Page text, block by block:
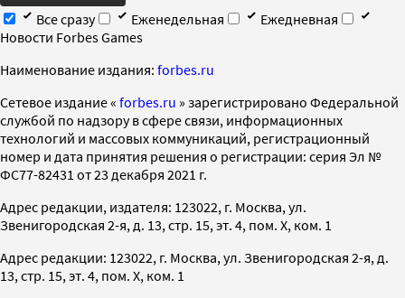
Все сразу
Еженедельная
Ежедневная
Новости Forbes Games
Наименование издания: forbes.ru
Cетевое издание « forbes.ru » зарегистрировано Федеральной
службой по надзору в сфере связи, информационных
технологий и массовых коммуникаций, регистрационный
номер и дата принятия решения о регистрации: серия Эл №
ФС77-82431 от 23 декабря 2021 г.
Адрес редакции, издателя: 123022, г. Москва, ул.
Звенигородская 2-я, д. 13, стр. 15, эт. 4, пом. X, ком. 1
Адрес редакции: 123022, г. Москва, ул. Звенигородская 2-я, д.
13, стр. 15, эт. 4, пом. X, ком. 1